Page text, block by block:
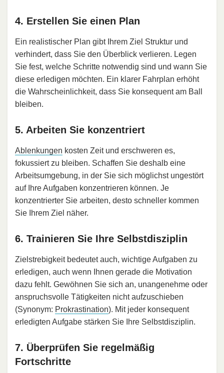
4. Erstellen Sie einen Plan
Ein realistischer Plan gibt Ihrem Ziel Struktur und
verhindert, dass Sie den Überblick verlieren. Legen
Sie fest, welche Schritte notwendig sind und wann Sie
diese erledigen möchten. Ein klarer Fahrplan erhöht
die Wahrscheinlichkeit, dass Sie konsequent am Ball
bleiben.
5. Arbeiten Sie konzentriert
Ablenkungen kosten Zeit und erschweren es,
fokussiert zu bleiben. Schaffen Sie deshalb eine
Arbeitsumgebung, in der Sie sich möglichst ungestört
auf Ihre Aufgaben konzentrieren können. Je
konzentrierter Sie arbeiten, desto schneller kommen
Sie Ihrem Ziel näher.
6. Trainieren Sie Ihre Selbstdisziplin
Zielstrebigkeit bedeutet auch, wichtige Aufgaben zu
erledigen, auch wenn Ihnen gerade die Motivation
dazu fehlt. Gewöhnen Sie sich an, unangenehme oder
anspruchsvolle Tätigkeiten nicht aufzuschieben
(Synonym: Prokrastination). Mit jeder konsequent
erledigten Aufgabe stärken Sie Ihre Selbstdisziplin.
7. Überprüfen Sie regelmäßig
Fortschritte